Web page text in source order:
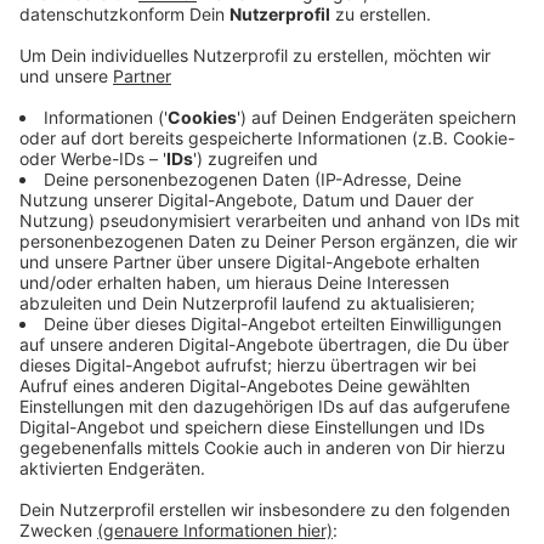
auch wenn ein AfD-Kandidat dabei ist. In
bekommen. Die Düsseldorfer IHK hatte die AfD-
waren CDU und FDP zur Teilnahme bereit. In
Wuppertal haben die Kandidatinnen und Kandidaten
aller eingeladenen Parteien zugesagt und bleiben
offenbar dabei. Jürgen Hardt von der CDU sagt,
die Auseinandersetzung mit dem politischen
Gegner müsse inhaltlich erfolgen. Die AfD sitze
nun einmal im Bundestag, von daher sei es
nachvollziehbar, dass sie bei der Diskusison dabei
ist. Helge Lindh von der SPD sagt, man könne sich
gegne die Ultra-Rechten durchaus mit
argumentativen Mitteln wehren.
Veröffentlicht:Mittwoch, 04.08.2021 16:26
Anzeige